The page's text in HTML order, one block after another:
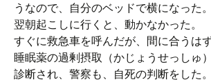
うなので、自分のベッドで横になった。
翌朝起こしに行くと、動かなかった。
すぐに救急車を呼んだが、間に合うは
睡眠薬の過剰摂取（かじょうせっしゅ
診断され、警察も、自死の判断をした。